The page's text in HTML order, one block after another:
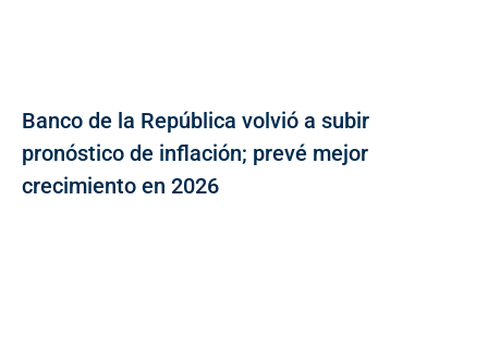
Banco de la República volvió a subir
pronóstico de inflación; prevé mejor
crecimiento en 2026